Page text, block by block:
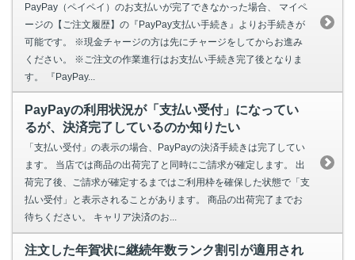
PayPay（ペイペイ）のお支払いが完了できなかった場合、 マイペ
ージの【ご注文履歴】の『PayPay支払い手続き』よりお手続きが
可能です。 ※現金チャージの方は先にチャージをしてからお進み
ください。 ※ご注文の作業進行はお支払い手続き完了後となりま
す。 『PayPay...
PayPayの利用状況が「支払い受付」になってい
るが、決済完了しているのか知りたい
「支払い受付」の表示の場合、PayPayの決済手続きは完了してい
ます。 当店では商品の出荷完了と同時にご請求が確定します。 出
荷完了後、ご請求が確定するまではご利用枠を確保した状態で「支
払い受付」と表示されることがあります。 商品の出荷完了までお
待ちください。 キャリア決済のお...
注文した年賀状に継続年数ランク割引が適用され